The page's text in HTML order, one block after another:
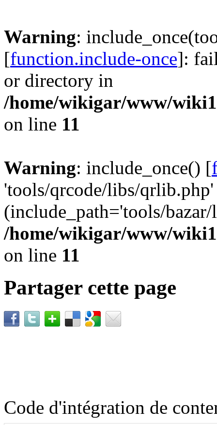
Warning:
[function.include-once]:
or directory in
/home/wikigar/www/
on line 11
Warning: include_once() [
'tools/qrcode/libs/
(include_path='tools/
/home/wikigar/www/
on line 11
Partager cette page
Code d'intégration de